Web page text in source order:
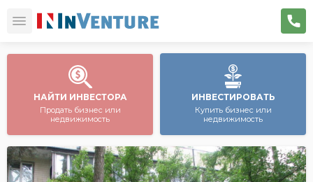
НАЙТИ ИНВЕСТОРА
Продать бизнес или
недвижимость
ИНВЕСТИРОВАТЬ
Купить бизнес или
недвижимость